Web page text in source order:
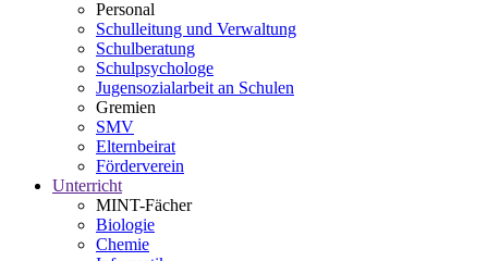
Personal
Schulleitung und Verwaltung
Schulberatung
Schulpsychologe
Jugensozialarbeit an Schulen
Gremien
SMV
Elternbeirat
Förderverein
Unterricht
MINT-Fächer
Biologie
Chemie